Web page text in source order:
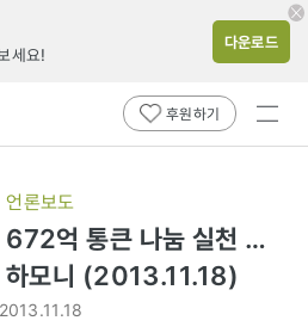
세요!
다운로드
후원하기
전체
언론보도
억 통큰 나눔 실천 …
하모니 (2013.11.18)
2013.11.18